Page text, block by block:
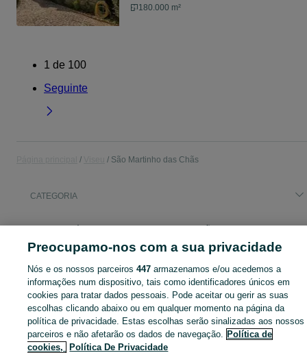
180.000 m²
1 de 100
Seguinte
São Martinho das Chãs
CATEGORIA
Mapa das freguesias
Mapa de mini-sites
Preocupamo-nos com a sua privacidade
Nós e os nossos parceiros447 armazenamos e/ou acedemos a
informações num dispositivo, tais como identificadores únicos em
cookies para tratar dados pessoais. Pode aceitar ou gerir as suas
escolhas clicando abaixo ou em qualquer momento na página da
política de privacidade. Estas escolhas serão sinalizadas aos nossos
parceiros e não afetarão os dados de navegação. Política de
cookies,
Política De Privacidade